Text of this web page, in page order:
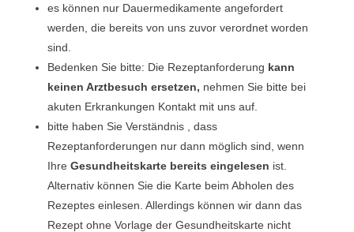
es können nur Dauermedikamente angefordert
werden, die bereits von uns zuvor verordnet worden
sind.
Bedenken Sie bitte: Die Rezeptanforderung kann
keinen Arztbesuch ersetzen, nehmen Sie bitte bei
akuten Erkrankungen Kontakt mit uns auf.
bitte haben Sie Verständnis , dass
Rezeptanforderungen nur dann möglich sind, wenn
Ihre Gesundheitskarte bereits eingelesen ist.
Alternativ können Sie die Karte beim Abholen des
Rezeptes einlesen. Allerdings können wir dann das
Rezept ohne Vorlage der Gesundheitskarte nicht